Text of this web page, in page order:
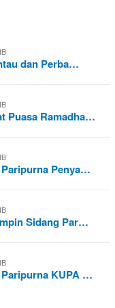
dan Perba…
Puasa Ramadha…
Penya…
Sidang Par…
KUPA …